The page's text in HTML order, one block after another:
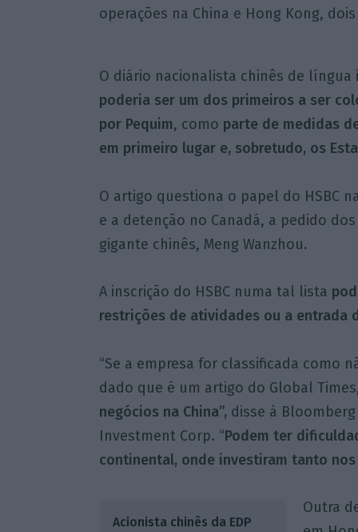
operações na China e Hong Kong,
O diário nacionalista chinês de
poderia ser um dos primeiros a ser
por Pequim, como parte de medidas
em primeiro lugar e, sobretudo, os
O artigo questiona o papel do HSBC
e a detenção no Canadá, a pedido
gigante chinês, Meng Wanzhou.
A inscrição do HSBC numa tal lista
restrições de atividades ou a entrada
“Se a empresa for classificada como
dado que é um artigo do Global
negócios na China”, disse à
Investment Corp. “Podem ter
continental, onde investiram tanto
Acionista chinês da EDP
Outra